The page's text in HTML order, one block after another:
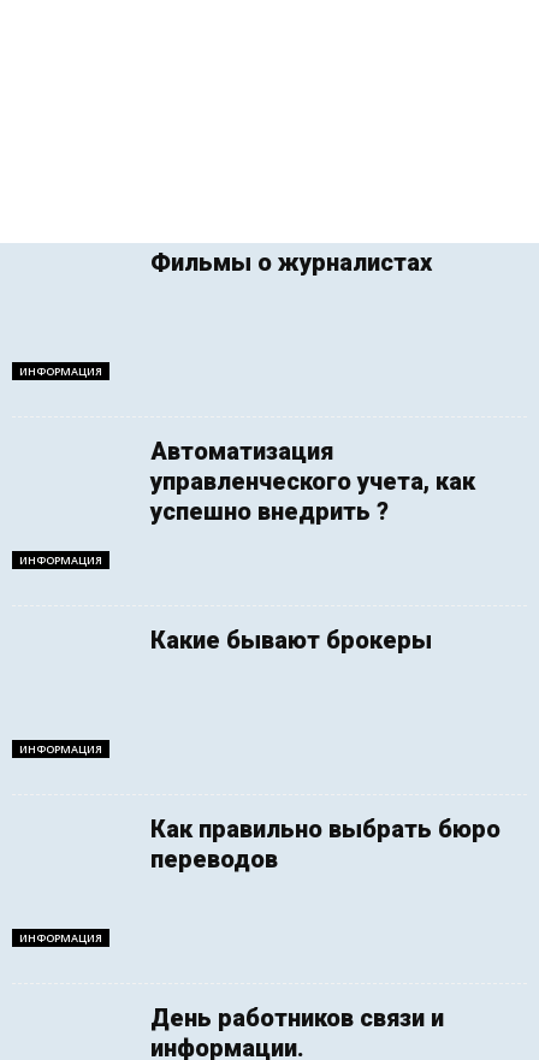
ИНФОРМАЦИЯ
Фильмы о журналистах
ИНФОРМАЦИЯ
Автоматизация
управленческого учета, как
успешно внедрить ?
ИНФОРМАЦИЯ
Какие бывают брокеры
ИНФОРМАЦИЯ
Как правильно выбрать бюро
переводов
День работников связи и
информации.